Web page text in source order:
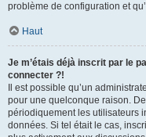
problème de configuration et
Haut
Je m’étais déjà inscrit par le
connecter ?!
Il est possible qu’un
pour une quelconque raison.
périodiquement les utilisateurs
données. Si tel était le cas,